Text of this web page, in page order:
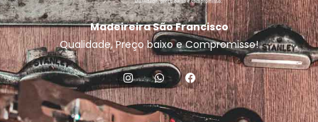
Madeireira São Francisco
Qualidade, Preço baixo e Compromisso!